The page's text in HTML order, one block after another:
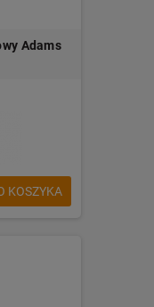
Adams
KOSZYKA